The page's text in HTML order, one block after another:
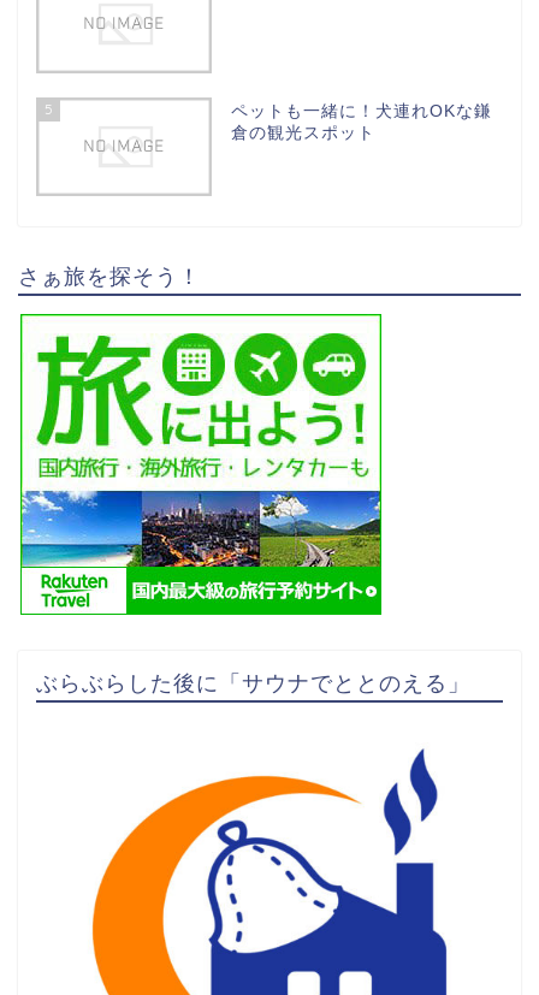
5
ペットも一緒に！犬連れOKな鎌
倉の観光スポット
さぁ旅を探そう！
ぶらぶらした後に「サウナでととのえる」